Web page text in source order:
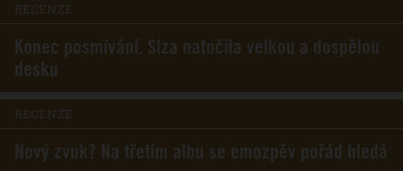
RECENZE
Konec posmívání. Slza natočila velkou a dospělou
desku
RECENZE
Nový zvuk? Na třetím albu se emozpěv pořád hledá